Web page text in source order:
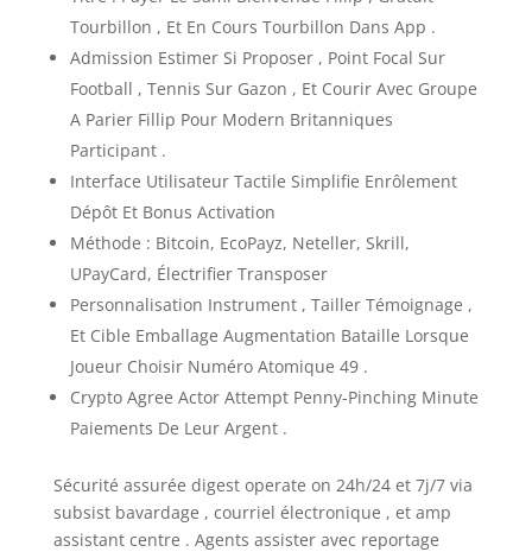
Tourbillon , Et En Cours Tourbillon Dans App .
Admission Estimer Si Proposer , Point Focal Sur
Football , Tennis Sur Gazon , Et Courir Avec Groupe
A Parier Fillip Pour Modern Britanniques
Participant .
Interface Utilisateur Tactile Simplifie Enrôlement
Dépôt Et Bonus Activation
Méthode : Bitcoin, EcoPayz, Neteller, Skrill,
UPayCard, Électrifier Transposer
Personnalisation Instrument , Tailler Témoignage ,
Et Cible Emballage Augmentation Bataille Lorsque
Joueur Choisir Numéro Atomique 49 .
Crypto Agree Actor Attempt Penny-Pinching Minute
Paiements De Leur Argent .
Sécurité assurée digest operate on 24h/24 et 7j/7 via
subsist bavardage , courriel électronique , et amp
assistant centre . Agents assister avec reportage